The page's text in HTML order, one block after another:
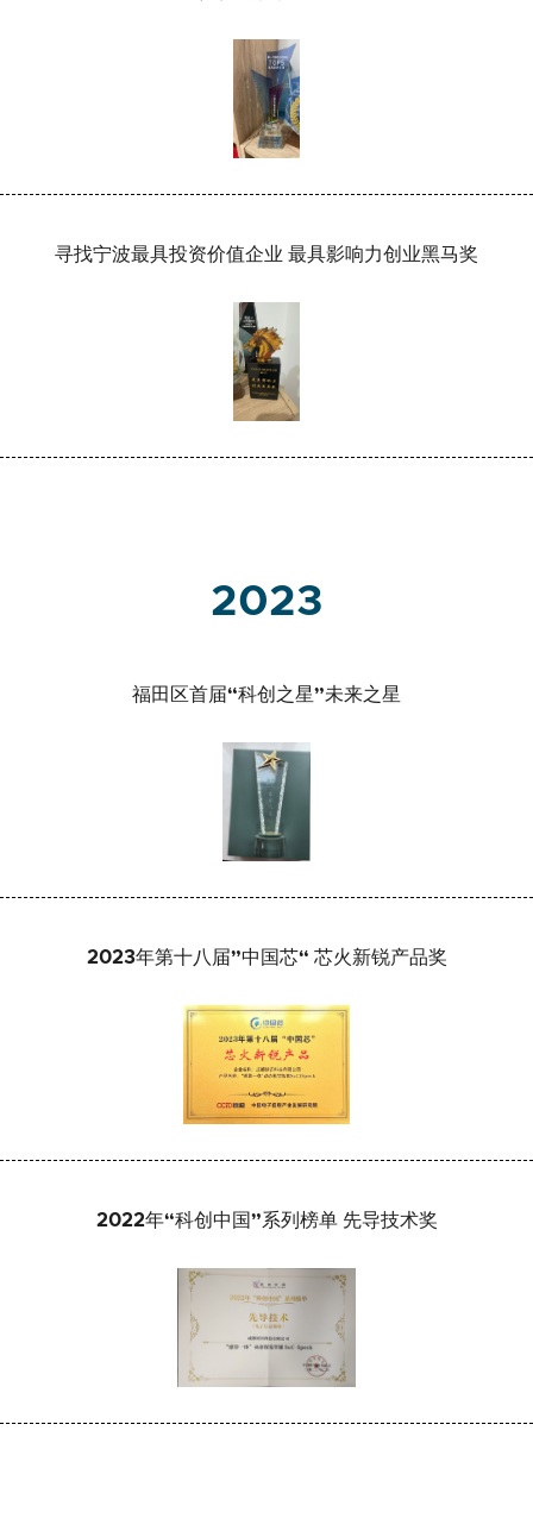
寻找宁波最具投资价值企业 最具影响力创业黑马奖
2023
福田区首届“科创之星”未来之星
2023年第十八届”中国芯“ 芯火新锐产品奖
2022年“科创中国”系列榜单 先导技术奖